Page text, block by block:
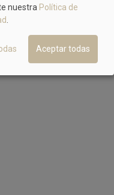
nuestra Política de
Aceptar todas